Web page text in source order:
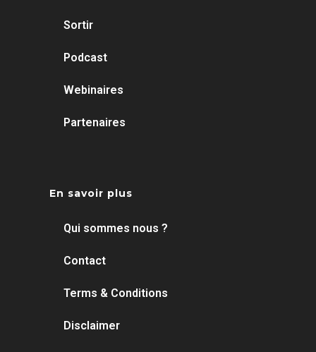
Sortir
Podcast
Webinaires
Partenaires
En savoir plus
Qui sommes nous ?
Contact
Terms & Conditions
Disclaimer